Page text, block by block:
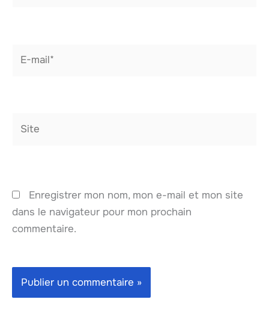
Enregistrer mon nom, mon e-mail et mon site
dans le navigateur pour mon prochain
commentaire.